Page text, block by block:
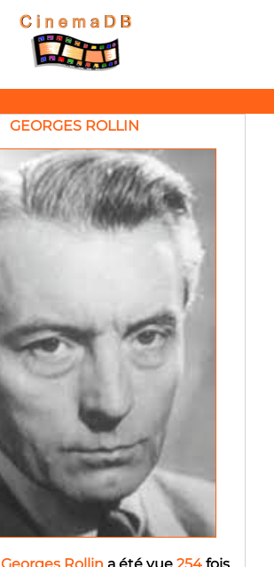
GEORGES ROLLIN
Georges Rollin a été vue 254 fois